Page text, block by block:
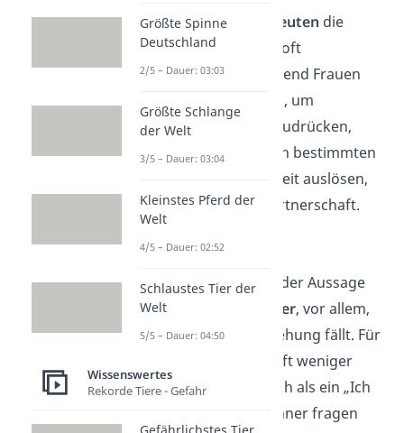
Männer und Frauen deuten die
Worte „Hab dich lieb“ oft
unterschiedlich
. Während Frauen
den Satz gerne nutzen, um
emotionale Nähe auszudrücken,
kann er bei Männern in bestimmten
Situationen Unsicherheit auslösen,
besonders in einer Partnerschaft.
Männliche Sicht
VieleMännersind bei der Aussage
„Hab dich lieb“
unsicher, vor allem,
wenn sie in einer Beziehung fällt. Für
sie klingt dieser Satz oft weniger
intensiv und verbindlich als ein „Ich
liebe dich“. Einige Männer fragen
Größte Spinne
Deutschland
2/5 – Dauer: 03:03
Größte Schlange
der Welt
3/5 – Dauer: 03:04
Kleinstes Pferd der
Welt
4/5 – Dauer: 02:52
Schlaustes Tier der
Welt
5/5 – Dauer: 04:50
Wissenswertes
Rekorde Tiere - Gefahr
Gefährlichstes Tier